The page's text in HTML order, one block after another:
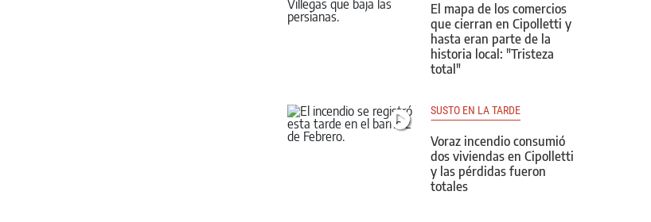
El mapa de los comercios
que cierran en Cipolletti y
hasta eran parte de la
historia local: "Tristeza
total"
SUSTO EN LA TARDE
Voraz incendio consumió
dos viviendas en Cipolletti
y las pérdidas fueron
totales